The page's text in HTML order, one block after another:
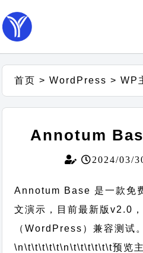
首页 >WordPress >WP
Annotum
2024/03/
Annotum Base 是一款免
文演示，目前最新版v2.0
（WordPress）兼容测试。
\n\t\t\t\t\t\n\t\t\t\t\t\t预览